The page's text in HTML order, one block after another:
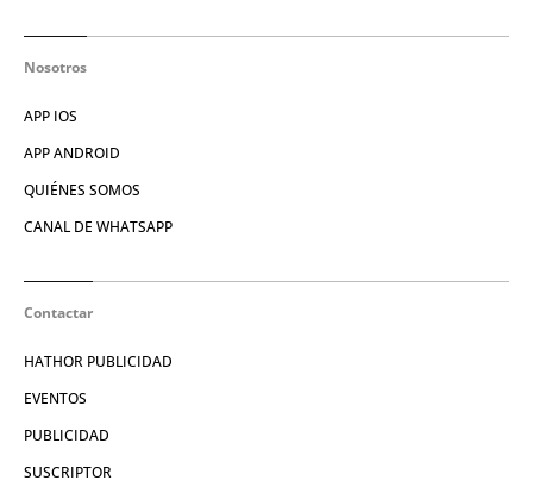
Nosotros
APP IOS
APP ANDROID
QUIÉNES SOMOS
CANAL DE WHATSAPP
Contactar
HATHOR PUBLICIDAD
EVENTOS
PUBLICIDAD
SUSCRIPTOR